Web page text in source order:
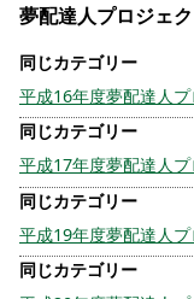
夢配達人プロジェ
平成16年度夢配達人プ
平成17年度夢配達人プ
平成19年度夢配達人プ